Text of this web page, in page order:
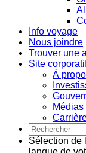
Info voyage
Nous joindre
Trouver une
Site
À
Médias
Sélection de